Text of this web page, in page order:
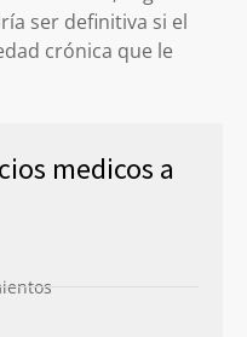
ser definitiva si el
crónica que le
medicos a